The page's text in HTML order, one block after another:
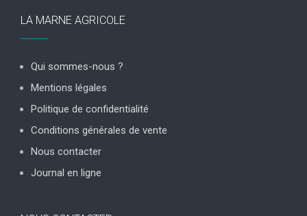
LA MARNE AGRICOLE
Qui sommes-nous ?
Mentions légales
Politique de confidentialité
Conditions générales de vente
Nous contacter
Journal en ligne